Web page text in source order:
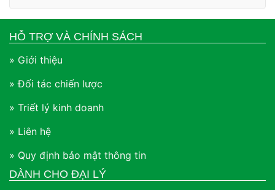
HỖ TRỢ VÀ CHÍNH SÁCH
» Giới thiệu
» Đối tác chiến lược
» Triết lý kinh doanh
» Liên hệ
» Quy định bảo mật thông tin
DÀNH CHO ĐẠI LÝ